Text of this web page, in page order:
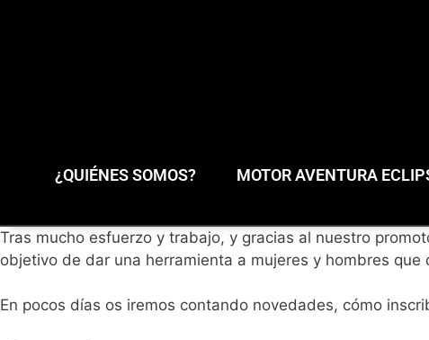
¿QUIÉNES SOMOS? MOTOR AVENTURA
Tras mucho esfuerzo y trabajo, y gracias al nuestro
objetivo de dar una herramienta a mujeres y hombres
En pocos días os iremos contando novedades, cómo